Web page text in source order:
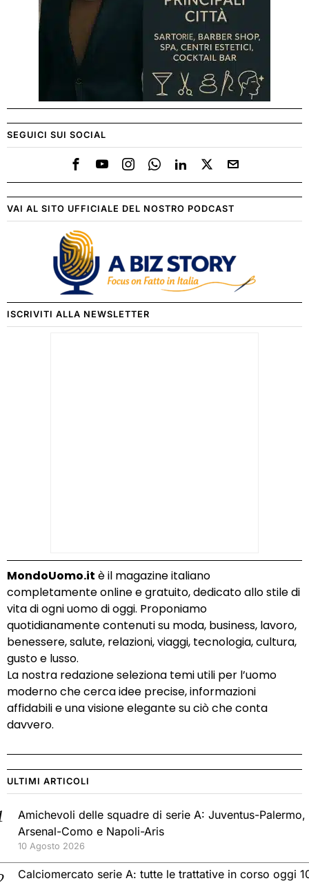
SEGUICI SUI SOCIAL
VAI AL SITO UFFICIALE DEL NOSTRO PODCAST
ISCRIVITI ALLA NEWSLETTER
MondoUomo.it è il magazine italiano
completamente online e gratuito, dedicato allo stile di
vita di ogni uomo di oggi. Proponiamo
quotidianamente contenuti su moda, business, lavoro,
benessere, salute, relazioni, viaggi, tecnologia, cultura,
gusto e lusso.
La nostra redazione seleziona temi utili per l’uomo
moderno che cerca idee precise, informazioni
affidabili e una visione elegante su ciò che conta
davvero.
ULTIMI ARTICOLI
Amichevoli delle squadre di serie A: Juventus-Palermo,
Arsenal-Como e Napoli-Aris
10 Agosto 2026
Calciomercato serie A: tutte le trattative in corso oggi